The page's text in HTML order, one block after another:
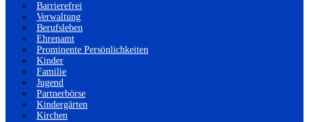
Barrierefrei
Verwaltung
Berufsleben
Ehrenamt
Prominente Persönlichkeiten
Kinder
Familie
Jugend
Partnerbörse
Kindergärten
Kirchen